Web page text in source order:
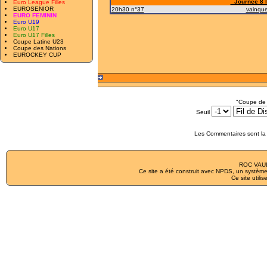
Euro League Filles
EUROSENIOR
EURO FEMININ
Euro U19
Euro U17
Euro U17 Filles
Coupe Latine U23
Coupe des Nations
EUROCKEY CUP
Journée 8
20h30 n°37
"Coupe
Seuil
Les Commentaires sont
ROC
Ce site a été construit avec NPDS , un
Ce site